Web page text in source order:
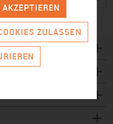
ZULASSEN